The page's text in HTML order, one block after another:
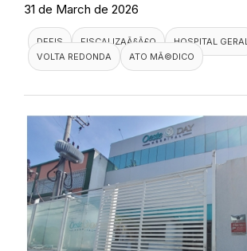
31 de March de 2026
DEFIS FISCALIZAÃ§Ã£O
HOSPITAL GERAL
VOLTA REDONDA
ATO MÃ©DICO